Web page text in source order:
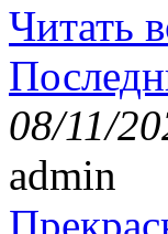
Читать
08/11/
admin